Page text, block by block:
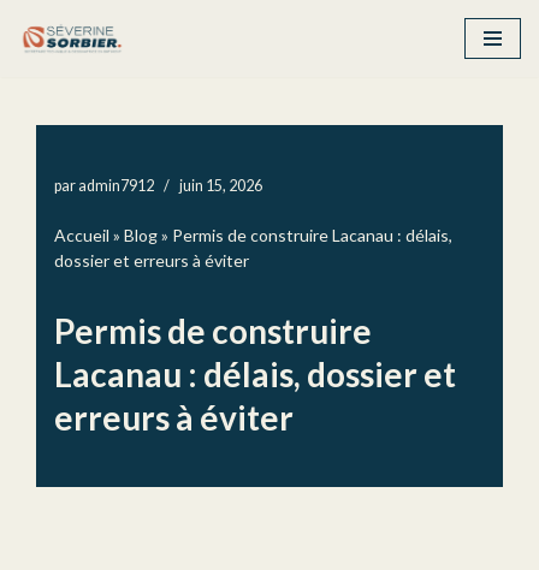
paradmin7912 juin 15, 2026
Accueil » Blog» Permis de construire Lacanau : délais,
dossier et erreurs à éviter
Permis de construire
Lacanau : délais, dossier et
erreurs à éviter